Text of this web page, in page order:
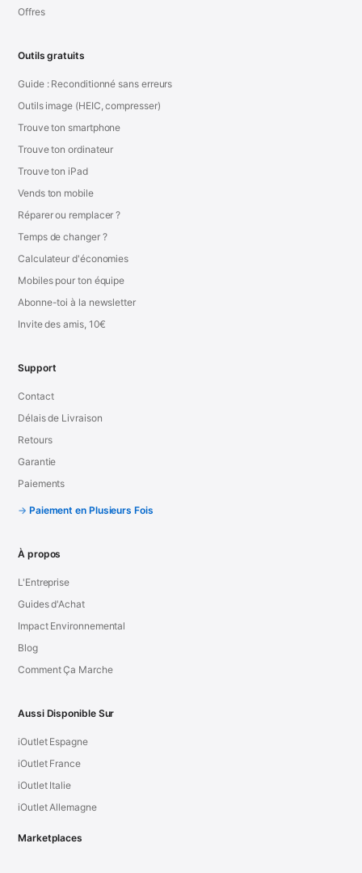
Offres
Outils gratuits
Guide : Reconditionné sans erreurs
Outils image (HEIC, compresser)
Trouve ton smartphone
Trouve ton ordinateur
Trouve ton iPad
Vends ton mobile
Réparer ou remplacer ?
Temps de changer ?
Calculateur d'économies
Mobiles pour ton équipe
Abonne-toi à la newsletter
Invite des amis, 10€
Support
Contact
Délais de Livraison
Retours
Garantie
Paiements
Paiement en Plusieurs Fois
À propos
L'Entreprise
Guides d'Achat
Impact Environnemental
Blog
Comment Ça Marche
Aussi Disponible Sur
iOutlet Espagne
iOutlet France
iOutlet Italie
iOutlet Allemagne
Marketplaces